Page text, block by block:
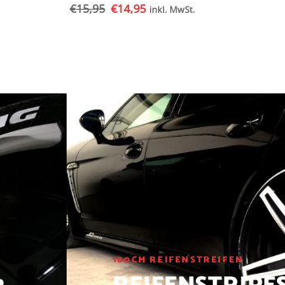
€15,95 €14,95 inkl. MwSt.